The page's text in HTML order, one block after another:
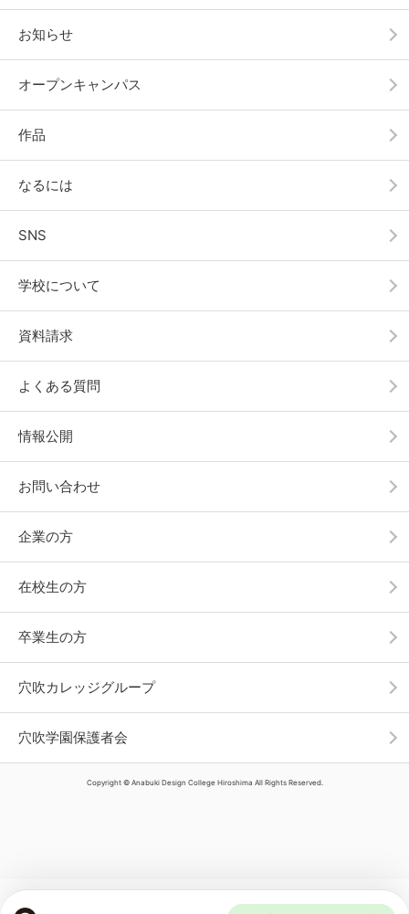
お知らせ
オープンキャンパス
作品
なるには
SNS
学校について
資料請求
よくある質問
情報公開
お問い合わせ
企業の方
在校生の方
卒業生の方
穴吹カレッジグループ
穴吹学園保護者会
Copyright © Anabuki Design College Hiroshima All Rights Reserved.